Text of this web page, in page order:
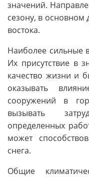
значений.
сезону, в основном
востока.
Наиболее сильные
Их присутствие в
качество жизни и
оказывать
сооружений в
вызывать
определенных
может
снега.
Общие